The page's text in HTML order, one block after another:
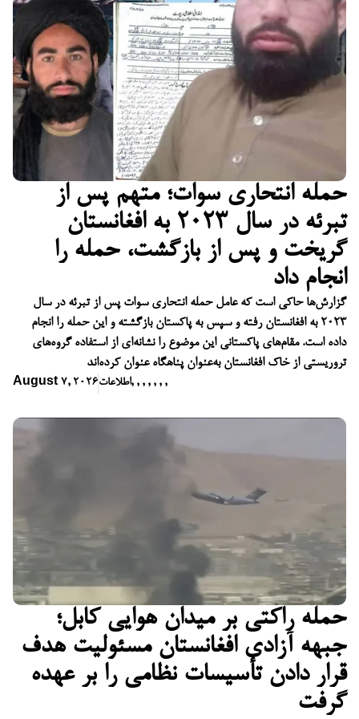
حمله انتحاری سوات؛ متهم پس از
تبرئه در سال ۲۰۲۳ به افغانستان
گریخت و پس از بازگشت، حمله را
انجام داد
گزارش‌ها حاکی است که عامل حمله انتحاری سوات پس از تبرئه در سال
۲۰۲۳ به افغانستان رفته و سپس به پاکستان بازگشته و این حمله را انجام
داده است. مقام‌های پاکستانی این موضوع را نشانه‌ای از استفاده گروه‌های
تروریستی از خاک افغانستان به‌عنوان پناهگاه عنوان کرده‌اند
August 7, 2026اطلاعات, , , , , , ,
حمله راکتی بر میدان هوایی کابل؛
جبهه آزادی افغانستان مسئولیت هدف
قرار دادن تأسیسات نظامی را بر عهده
گرفت